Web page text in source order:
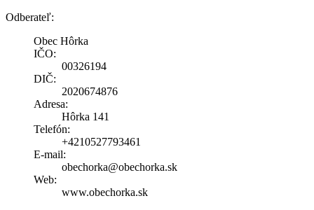
Odberateľ:
Obec Hôrka
IČO:
00326194
DIČ:
2020674876
Adresa:
Hôrka 141
Telefón:
+4210527793461
E-mail:
obechorka@obechorka.sk
Web:
www.obechorka.sk